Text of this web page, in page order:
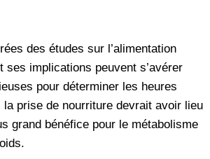
des études sur l’alimentation
ses implications peuvent s’avérer
pour déterminer les heures
la prise de nourriture devrait avoir lieu
grand bénéfice pour le métabolisme